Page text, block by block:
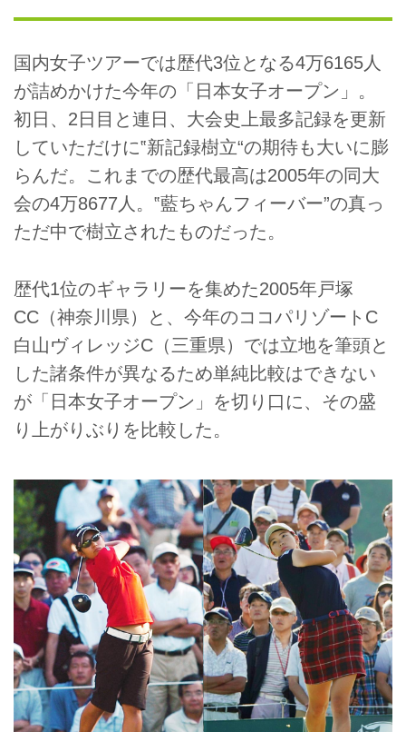
国内女子ツアーでは歴代3位となる4万6165人
が詰めかけた今年の「日本女子オープン」。
初日、2日目と連日、大会史上最多記録を更新
していただけに‟新記録樹立“の期待も大いに膨
らんだ。これまでの歴代最高は2005年の同大
会の4万8677人。‟藍ちゃんフィーバー”の真っ
ただ中で樹立されたものだった。
歴代1位のギャラリーを集めた2005年戸塚
CC（神奈川県）と、今年のココパリゾートC
白山ヴィレッジC（三重県）では立地を筆頭と
した諸条件が異なるため単純比較はできない
が「日本女子オープン」を切り口に、その盛
り上がりぶりを比較した。